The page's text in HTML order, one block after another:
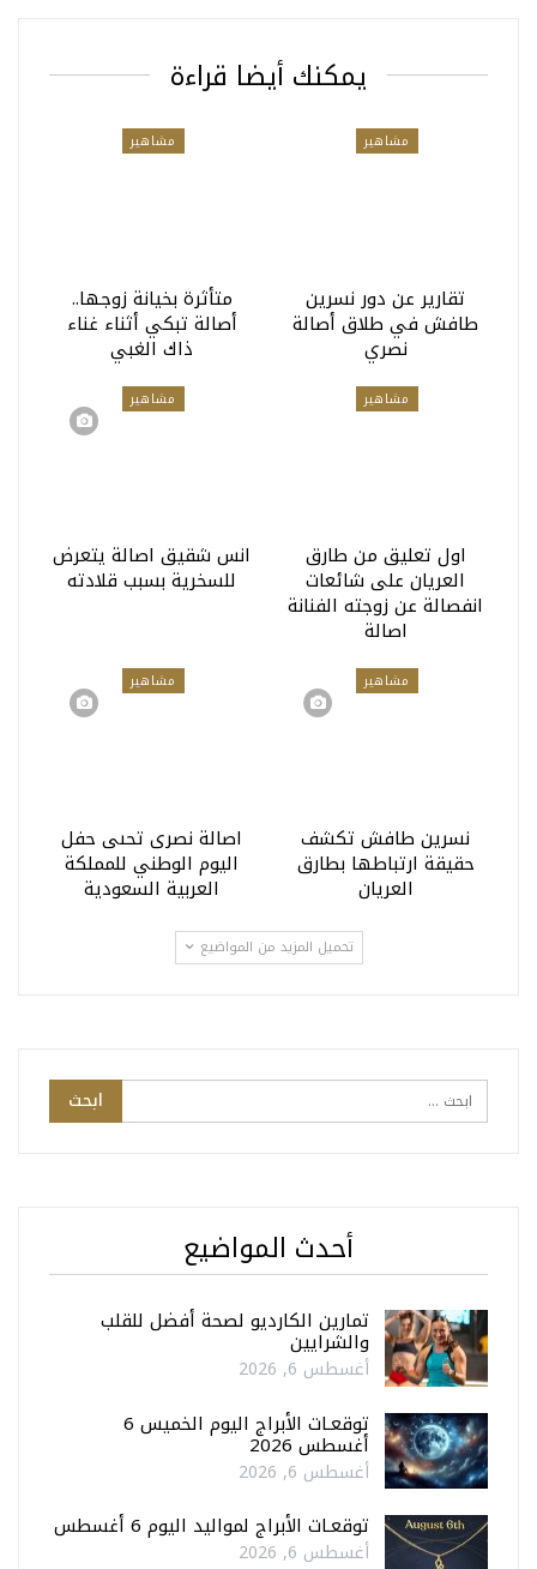
يمكنك أيضا قراءة
مشاهير
تقارير عن دور نسرين
طافش في طلاق أصالة
نصري
مشاهير
متأثرة بخيانة زوجها..
أصالة تبكي أثناء غناء
ذاك الغبي
مشاهير
اول تعليق من طارق
العريان على شائعات
انفصالة عن زوجته الفنانة
اصالة
مشاهير
انس شقيق اصالة يتعرض
للسخرية بسبب قلادته
مشاهير
نسرين طافش تكشف
حقيقة ارتباطها بطارق
العريان
مشاهير
اصالة نصرى تحىى حفل
اليوم الوطني للمملكة
العربية السعودية
تحميل المزيد من المواضيع
أحدث المواضيع
تمارين الكارديو لصحة أفضل للقلب
والشرايين
أغسطس 6, 2026
توقعـات الأبراج اليوم الخميس 6
أغسطس 2026
أغسطس 6, 2026
توقعـات الأبراج لمواليد اليوم 6 أغسطس
أغسطس 6, 2026